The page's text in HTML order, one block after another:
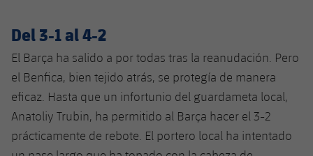
Del 3-1 al 4-2
El Barça ha salido a por todas tras la reanudación. Pero
el Benfica, bien tejido atrás, se protegía de manera
eficaz. Hasta que un infortunio del guardameta local,
Anatoliy Trubin, ha permitido al Barça hacer el 3-2
prácticamente de rebote. El portero local ha intentado